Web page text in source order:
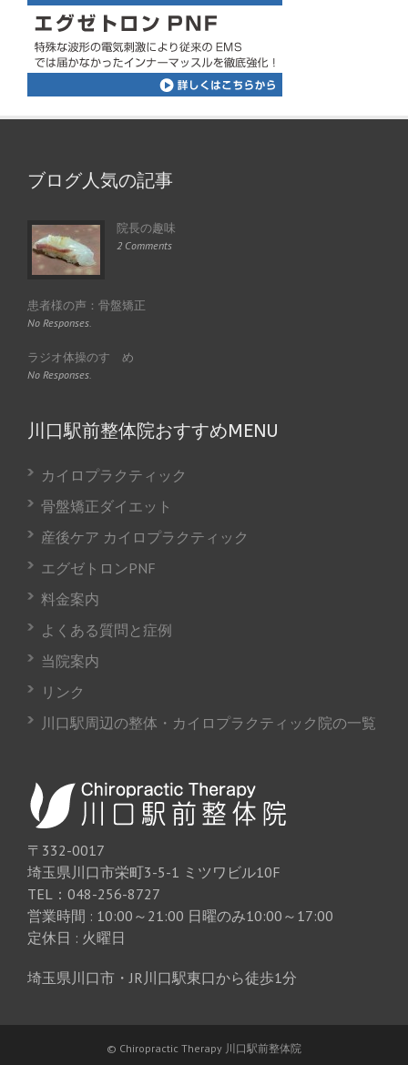
ブログ人気の記事
院長の趣味
2 Comments
患者様の声：骨盤矯正
No Responses.
ラジオ体操のすゝめ
No Responses.
川口駅前整体院おすすめMENU
カイロプラクティック
骨盤矯正ダイエット
産後ケア カイロプラクティック
エグゼトロンPNF
料金案内
よくある質問と症例
当院案内
リンク
川口駅周辺の整体・カイロプラクティック院の一覧
〒332-0017
埼玉県川口市栄町3-5-1 ミツワビル10F
TEL：048-256-8727
営業時間 : 10:00～21:00 日曜のみ10:00～17:00
定休日 : 火曜日
埼玉県川口市・JR川口駅東口から徒歩1分
© Chiropractic Therapy 川口駅前整体院